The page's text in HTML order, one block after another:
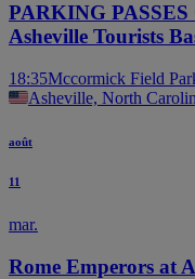
PARKING
Asheville Tourists
18:35Mccormick Field
Asheville, North
août
11
mar.
Rome Emperors at